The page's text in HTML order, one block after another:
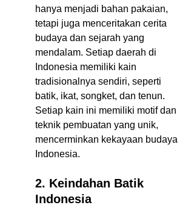
hanya menjadi bahan pakaian,
tetapi juga menceritakan cerita
budaya dan sejarah yang
mendalam. Setiap daerah di
Indonesia memiliki kain
tradisionalnya sendiri, seperti
batik, ikat, songket, dan tenun.
Setiap kain ini memiliki motif dan
teknik pembuatan yang unik,
mencerminkan kekayaan budaya
Indonesia.
2. Keindahan Batik
Indonesia